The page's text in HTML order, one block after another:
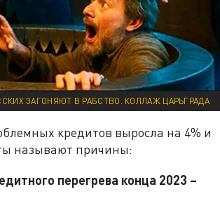
ЗАГОНЯЮТ В РАБСТВО. КОЛЛАЖ ЦАРЬГРАДА
кредитов выросла на 4% и
называют причины:
перегрева конца 2023 –